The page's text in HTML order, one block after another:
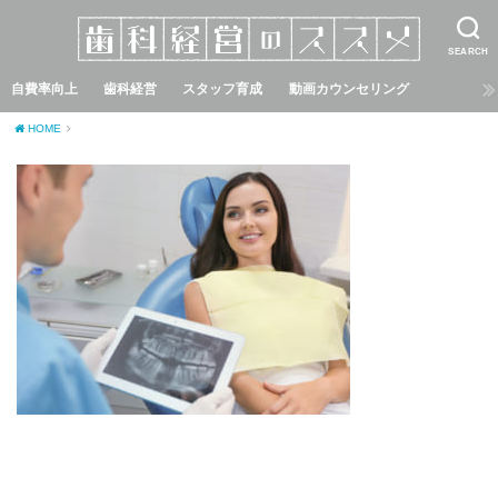
SEARCH
自費率向上 歯科経営 スタッフ育成 動画カウンセリング
HOME